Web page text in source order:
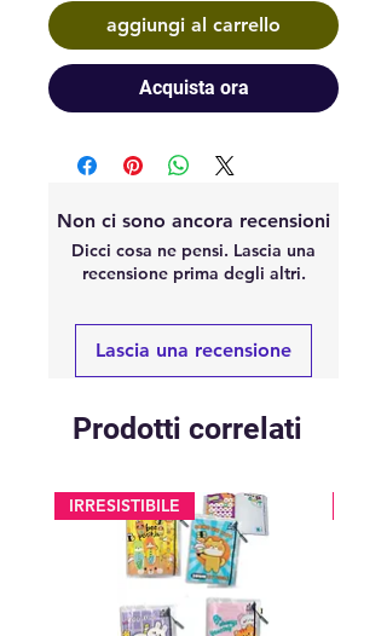
aggiungi al carrello
Acquista ora
Non ci sono ancora recensioni
Dicci cosa ne pensi. Lascia una
recensione prima degli altri.
Lascia una recensione
Prodotti correlati
IRRESISTIBILE